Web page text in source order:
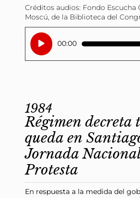
Reproductor
de
audio
00:00
Créditos audios: Fondo Escucha
Moscú, de la Biblioteca del
1984
Régimen decreta
queda en
Jornada
Protesta
En respuesta a la medida del